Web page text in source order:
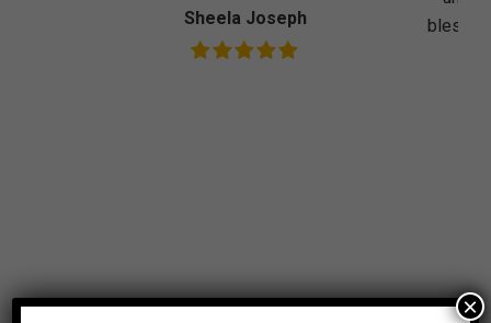
Sheela Joseph
bless
×